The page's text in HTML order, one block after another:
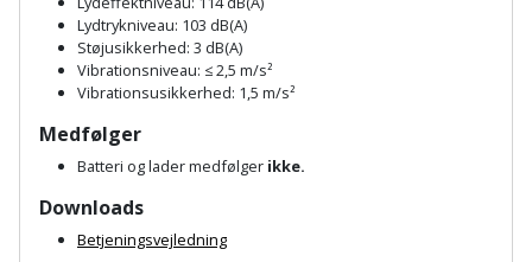
Soldater
støtte
og
teleskopstøtte
Stålbørste
Mejselhammer
Multicutter
Multicuttertilbehør
Multisliber
Prepping
Presenning
Redskabsskur
Shelter
Lydtrykniveau: 103 dB(A)
Støjusikkerhed: 3 dB(A)
Vibrationsniveau: ≤ 2,5 m/s²
Vibrationsusikkerhed: 1,5 m/s²
Medfølger
Batteri og lader medfølger ikke.
Downloads
Betjeningsvejledning